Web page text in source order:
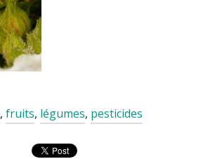
, fruits, légumes, pesticides